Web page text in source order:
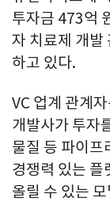
투자금 473억
자 치료제 개발
하고 있다.
VC 업계 관계
개발사가 투자
물질 등 파이
경쟁력 있는 플
올릴 수 있는